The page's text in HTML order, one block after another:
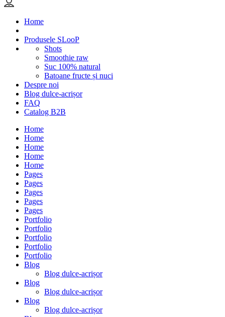
Home
Produsele SLooP
Shots
Smoothie raw
Suc 100% natural
Batoane fructe și nuci
Despre noi
Blog dulce-acrișor
FAQ
Catalog B2B
Home
Home
Home
Home
Home
Pages
Pages
Pages
Pages
Pages
Portfolio
Portfolio
Portfolio
Portfolio
Portfolio
Blog
Blog dulce-acrișor
Blog
Blog dulce-acrișor
Blog
Blog dulce-acrișor